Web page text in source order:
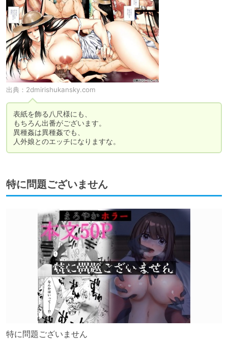
出典： 2dmirishukansky.com
表紙を飾る八尺様にも、
もちろん出番がございます。
異種姦は異種姦でも、
人外娘とのエッチになりますな。
特に問題ございません
特に問題ございません